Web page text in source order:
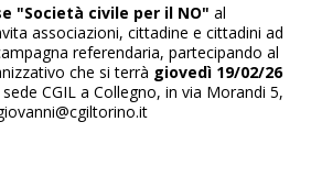
"Società civile per il NO" al
associazioni, cittadine e cittadini ad
referendaria, partecipando al
che si terrà giovedì 19/02/26
CGIL a Collegno, in via Morandi 5,